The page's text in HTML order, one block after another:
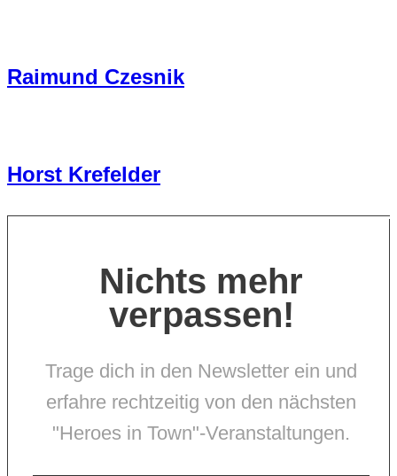
Raimund Czesnik
Horst Krefelder
Nichts mehr
verpassen!
Trage dich in den Newsletter ein und
erfahre rechtzeitig von den nächsten
"Heroes in Town"-Veranstaltungen.